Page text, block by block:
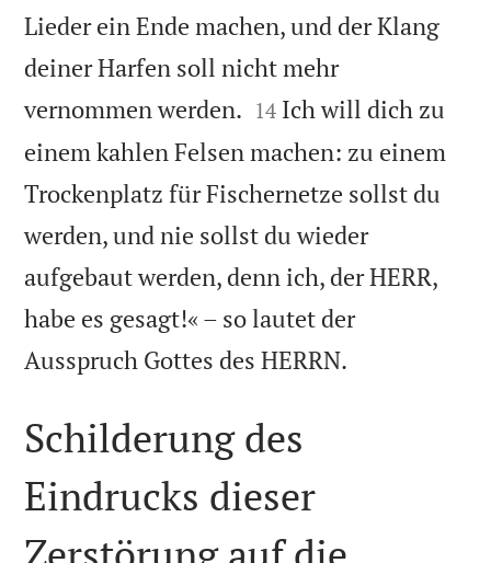
Lieder ein Ende machen, und der Klang
deiner Harfen soll nicht mehr
vernommen werden. 

14 Ich will dich zu
einem kahlen Felsen machen: zu einem
Trockenplatz für Fischernetze sollst du
werden, und nie sollst du wieder
aufgebaut werden, denn ich, der HERR,
habe es gesagt!« – so lautet der
Ausspruch Gottes des HERRN.
Schilderung des
Eindrucks dieser